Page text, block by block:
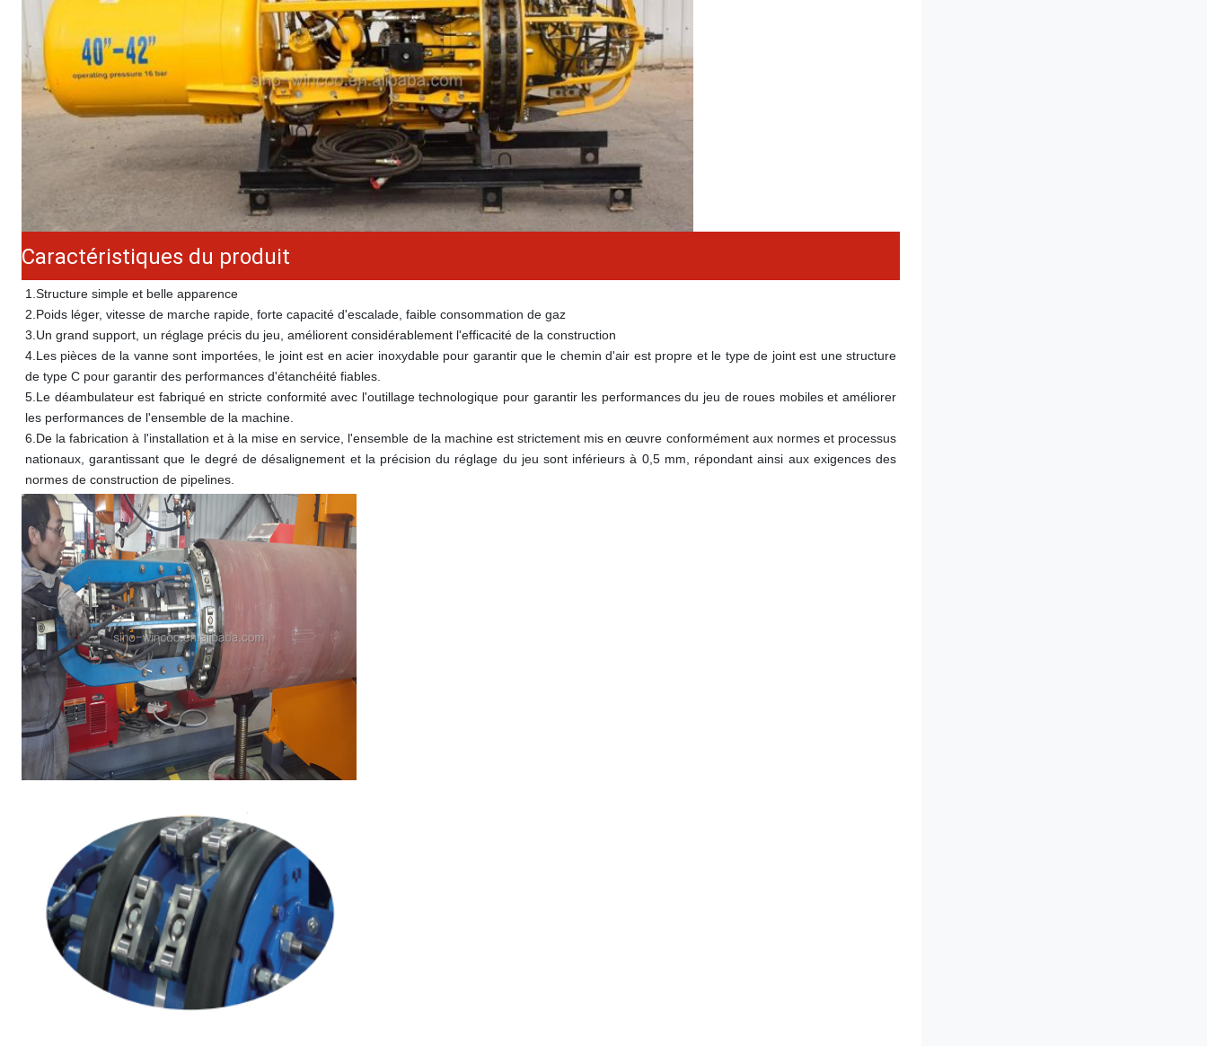
Caractéristiques du produit
1. Structure simple et belle apparence
2. Poids léger, vitesse de marche rapide, forte capacité d'escalade, faible consommation de gaz
3. Un grand support, un réglage précis du jeu, améliorent considérablement l'efficacité de la construction
4. Les pièces de la vanne sont importées, le joint est en acier inoxydable pour garantir que le chemin d'air est propre et le type de joint est une structure
de type C pour garantir des performances d'étanchéité fiables.
5. Le déambulateur est fabriqué en stricte conformité avec l'outillage technologique pour garantir les performances du jeu de roues mobiles et améliorer
les performances de l'ensemble de la machine.
6. De la fabrication à l'installation et à la mise en service, l'ensemble de la machine est strictement mis en œuvre conformément aux normes et processus
nationaux, garantissant que le degré de désalignement et la précision du réglage du jeu sont inférieurs à 0,5 mm, répondant ainsi aux exigences des
normes de construction de pipelines.